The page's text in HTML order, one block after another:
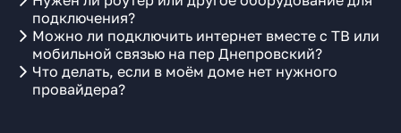
подключения?
Можно ли подключить интернет вместе с ТВ или
мобильной связью на пер Днепровский?
Что делать, если в моём доме нет нужного
провайдера?